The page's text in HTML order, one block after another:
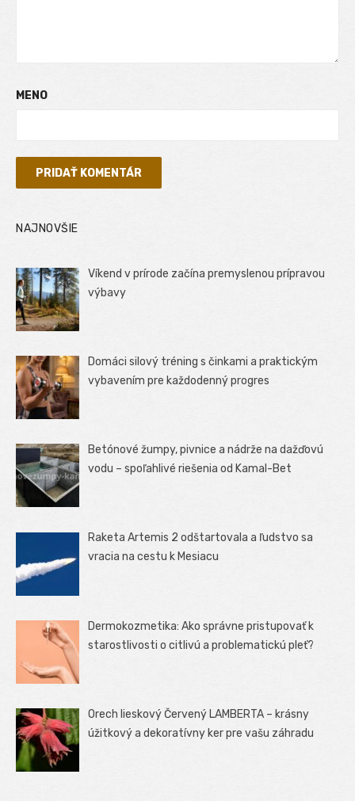
MENO
NAJNOVŠIE
Víkend v prírode začína premyslenou prípravou
výbavy
Domáci silový tréning s činkami a praktickým
vybavením pre každodenný progres
Betónové žumpy, pivnice a nádrže na dažďovú
vodu – spoľahlivé riešenia od Kamal-Bet
Raketa Artemis 2 odštartovala a ľudstvo sa
vracia na cestu k Mesiacu
Dermokozmetika: Ako správne pristupovať k
starostlivosti o citlivú a problematickú pleť?
Orech lieskový Červený LAMBERTA – krásny
úžitkový a dekoratívny ker pre vašu záhradu